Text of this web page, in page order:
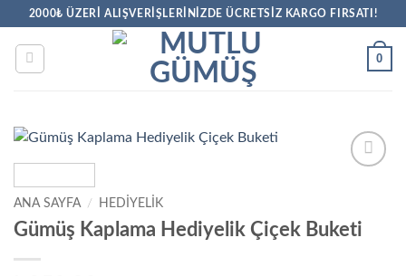
İçeriğe2000₺ ÜZERİ ALIŞVERİŞLERİNİZDE ÜCRETSİZ KARGO FIRSATI!
0
ANA SAYFA / HEDIYELIK
Gümüş Kaplama Hediyelik Çiçek Buketi